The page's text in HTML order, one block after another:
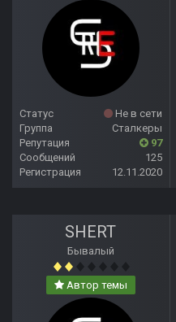
Статус
Не в сети
Группа
Сталкеры
Репутация
97
Сообщений
125
Регистрация
12.11.2020
SHERT
Бывалый
Автор темы